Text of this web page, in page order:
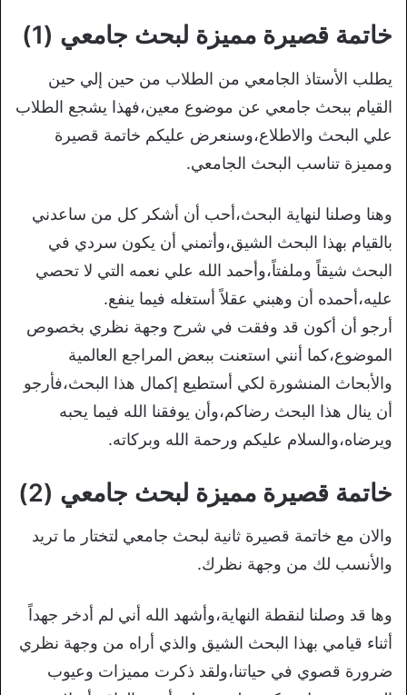
خاتمة قصيرة مميزة لبحث جامعي (1)
يطلب الأستاذ الجامعي من الطلاب من حين إلي حين
القيام ببحث جامعي عن موضوع معين،فهذا يشجع الطلاب
علي البحث والاطلاع،وسنعرض عليكم خاتمة قصيرة
ومميزة تناسب البحث الجامعي.
وهنا وصلنا لنهاية البحث،أحب أن أشكر كل من ساعدني
بالقيام بهذا البحث الشيق،وأتمني أن يكون سردي في
البحث شيقاً وملفتاً،وأحمد الله علي نعمه التي لا تحصي
عليه،أحمده أن وهبني عقلاً أستغله فيما ينفع.
أرجو أن أكون قد وفقت في شرح وجهة نظري بخصوص
الموضوع،كما أنني استعنت ببعض المراجع العالمية
والأبحاث المنشورة لكي أستطيع إكمال هذا البحث،فأرجو
أن ينال هذا البحث رضاكم،وأن يوفقنا الله فيما يحبه
ويرضاه،والسلام عليكم ورحمة الله وبركاته.
خاتمة قصيرة مميزة لبحث جامعي (2)
والان مع خاتمة قصيرة ثانية لبحث جامعي لتختار ما تريد
والأنسب لك من وجهة نظرك.
وها قد وصلنا لنقطة النهاية،وأشهد الله أني لم أدخر جهداً
أثناء قيامي بهذا البحث الشيق والذي أراه من وجهة نظري
ضرورة قصوي في حياتنا،ولقد ذكرت مميزات وعيوب